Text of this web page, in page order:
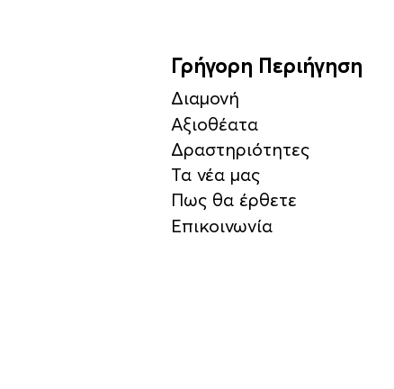
Γρήγορη Περιήγηση
Διαμονή
Αξιοθέατα
Δραστηριότητες
Τα νέα μας
Πως θα έρθετε
Επικοινωνία